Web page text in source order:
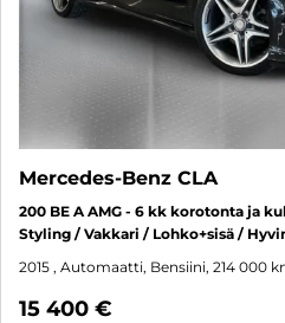
Mercedes-Benz CLA
200 BE A AMG - 6 kk korotonta ja
Styling / Vakkari / Lohko+sisä /
2015 , Automaatti, Bensiini, 214 000
15 400 €